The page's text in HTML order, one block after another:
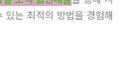
있는 최적의 방법을 경험해